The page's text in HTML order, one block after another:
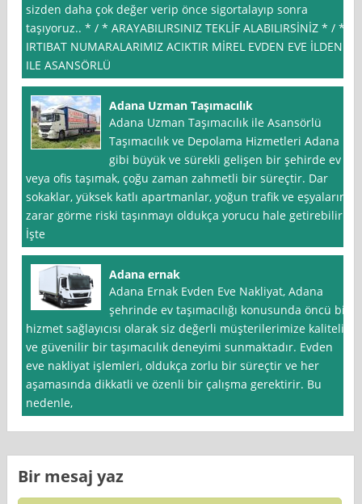
sizden daha çok değer verip önce sigortalayıp sonra
taşıyoruz.. * / * ARAYABILIRSINIZ TEKLİF ALABILIRSİNİZ * / *
IRTIBAT NUMARALARIMIZ ACIKTIR MİREL EVDEN EVE İLDEN
ILE ASANSÖRLÜ
Adana Uzman Taşımacılık
Adana Uzman Taşımacılık ile Asansörlü
Taşımacılık ve Depolama Hizmetleri Adana
gibi büyük ve sürekli gelişen bir şehirde ev
veya ofis taşımak, çoğu zaman zahmetli bir süreçtir. Dar
sokaklar, yüksek katlı apartmanlar, yoğun trafik ve eşyaların
zarar görme riski taşınmayı oldukça yorucu hale getirebilir.
İşte
Adana ernak
Adana Ernak Evden Eve Nakliyat, Adana
şehrinde ev taşımacılığı konusunda öncü bir
hizmet sağlayıcısı olarak siz değerli müşterilerimize kaliteli
ve güvenilir bir taşımacılık deneyimi sunmaktadır. Evden
eve nakliyat işlemleri, oldukça zorlu bir süreçtir ve her
aşamasında dikkatli ve özenli bir çalışma gerektirir. Bu
nedenle,
Bir mesaj yaz